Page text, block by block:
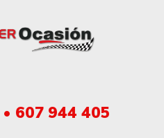
607 944 405